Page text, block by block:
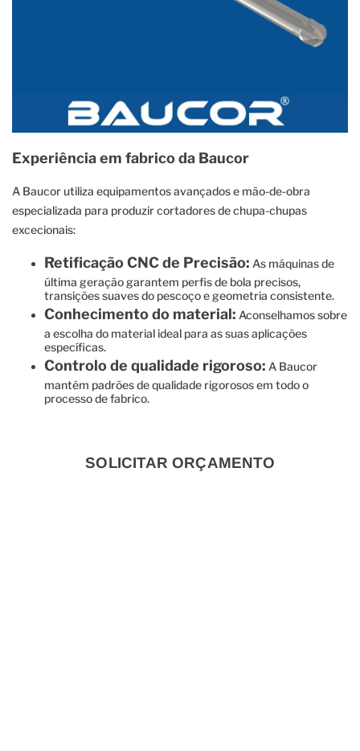
Experiência em fabrico da Baucor
A Baucor utiliza equipamentos avançados e mão-de-obra
especializada para produzir cortadores de chupa-chupas
excecionais:
Retificação CNC de Precisão: As máquinas de
última geração garantem perfis de bola precisos,
transições suaves do pescoço e geometria consistente.
Conhecimento do material: Aconselhamos sobre
a escolha do material ideal para as suas aplicações
específicas.
Controlo de qualidade rigoroso: A Baucor
mantém padrões de qualidade rigorosos em todo o
processo de fabrico.
SOLICITAR ORÇAMENTO